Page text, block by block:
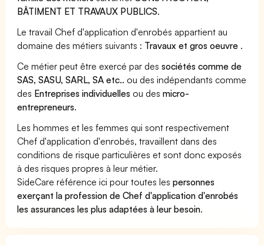
BÂTIMENT ET TRAVAUX PUBLICS.
Le travail Chef d'application d'enrobés appartient au
domaine des métiers suivants : Travaux et gros oeuvre .
Ce métier peut être exercé par dessociétés comme de
SAS, SASU, SARL, SA etc.. ou des indépendants comme
des Entreprises individuelles ou desmicro-
entrepreneurs.
Les hommes et les femmes qui sont respectivement
Chef d'application d'enrobés, travaillent dans des
conditions de risque particulières et sont donc exposés
à des risques propres à leur métier.
SideCare référence ici pour toutes lespersonnes
exerçant la profession de Chef d'application d'enrobés
les assurances les plus adaptées à leur besoin.